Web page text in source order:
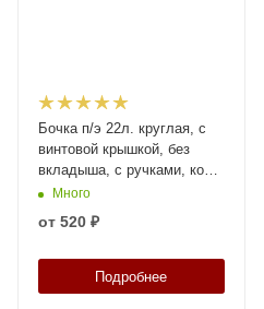
Бочка п/э 22л. круглая, с
винтовой крышкой, без
вкладыша, с ручками, код:
35773
Много
от 520 ₽
Подробнее